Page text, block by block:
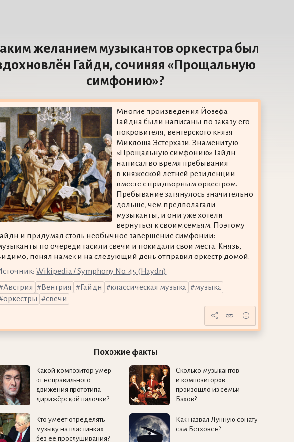
желанием музыкантов оркестра был
Гайдн, сочиняя «Прощальную
симфонию»?
Многие произведения Йозефа
Гайдна были написаны по заказу его
покровителя, венгерского князя
Миклоша Эстерхази. Знаменитую
«Прощальную симфонию» Гайдн
написал во время пребывания
в княжеской летней резиденции
вместе с придворным оркестром.
Пребывание затянулось значительно
дольше, чем предполагали
музыканты, и они уже хотели
вернуться к своим семьям. Поэтому
и придумал столь необычное завершение симфонии:
по очереди гасили свечи и покидали свои места. Князь,
понял намёк и на следующий день отправил оркестр домой.
Wikipedia / Symphony No. 45 (Haydn)
Австрия
Венгрия Гайдн классическая музыка
музыка
оркестры
свечи
Похожие факты
Какой композитор умер
от неправильного
движения прототипа
дирижёрской палочки?
Сколько музыкантов
и композиторов
произошло из семьи
Бахов?
Кто умеет определять
музыку на пластинках
без её прослушивания?
Как назвал Лунную сонату
сам Бетховен?